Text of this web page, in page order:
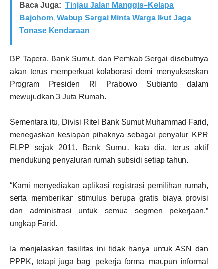
Baca Juga: Tinjau Jalan Manggis–Kelapa
Bajohom, Wabup Sergai Minta Warga Ikut Jaga
Tonase Kendaraan
BP Tapera, Bank Sumut, dan Pemkab Sergai disebutnya
akan terus memperkuat kolaborasi demi menyukseskan
Program Presiden RI Prabowo Subianto dalam
mewujudkan 3 Juta Rumah.
Sementara itu, Divisi Ritel Bank Sumut Muhammad Farid,
menegaskan kesiapan pihaknya sebagai penyalur KPR
FLPP sejak 2011. Bank Sumut, kata dia, terus aktif
mendukung penyaluran rumah subsidi setiap tahun.
“Kami menyediakan aplikasi registrasi pemilihan rumah,
serta memberikan stimulus berupa gratis biaya provisi
dan administrasi untuk semua segmen pekerjaan,”
ungkap Farid.
Ia menjelaskan fasilitas ini tidak hanya untuk ASN dan
PPPK, tetapi juga bagi pekerja formal maupun informal